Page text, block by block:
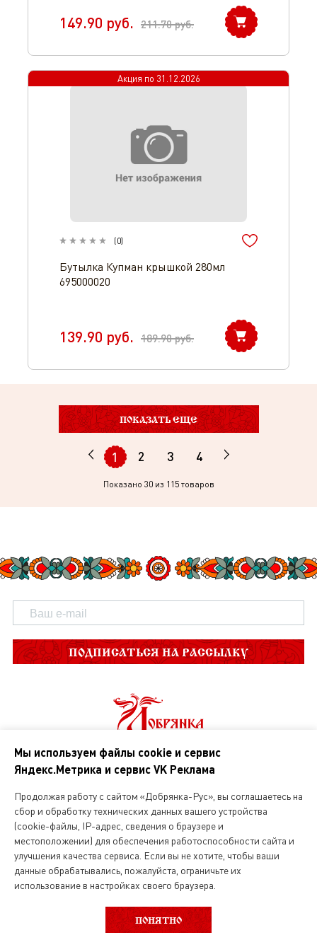
149.90 руб. 211.70руб.
Акция по 31.12.2026
(0)
Бутылка Купман крышкой 280мл
695000020
139.90 руб. 189.90руб.
ПОКАЗАТЬ ЕЩЕ
1 2 3 4
Показано 30из 115 товаров
ПОДПИСАТЬСЯ НА РАССЫЛКУ
О нас
Магазин русской кухни
Вакансии
Интернет магазин
О службе доставки
Мы используем файлы cookie и сервис
Яндекс.Метрика и сервис VK Реклама
Продолжая работу с сайтом «Добрянка-Рус», вы соглашаетесь на
сбор и обработку технических данных вашего устройства
(cookie-файлы, IP-адрес, сведения о браузере и
местоположении) для обеспечения работоспособности сайта и
улучшения качества сервиса. Если вы не хотите, чтобы ваши
данные обрабатывались, пожалуйста, ограничьте их
использование в настройках своего браузера.
ПОНЯТНО